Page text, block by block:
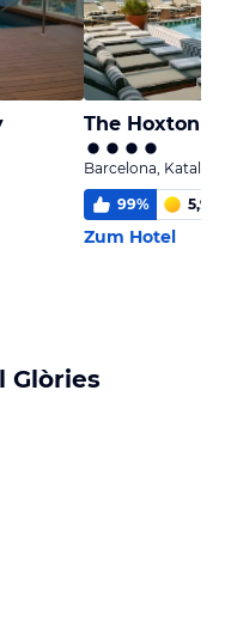
The Hoxton
Barcelona,
99% 5,9
Zum Hotel
Glòries